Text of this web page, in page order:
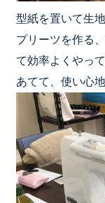
型紙を置いて生
プリーツを作る
て効率よくやっ
あてて、使い心